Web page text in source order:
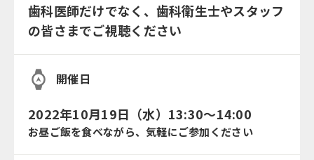
歯科医師だけでなく、歯科衛生士やスタッフ
の皆さまでご視聴ください
開催日
2022年10月19日（水）13:30～14:00
お昼ご飯を食べながら、気軽にご参加ください